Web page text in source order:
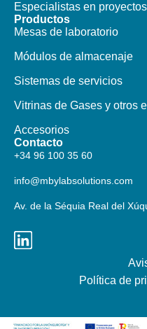
Especialistas en
Productos​
Mesas de laboratorio
Módulos de almacenaje
Sistemas de servicios
Vitrinas de Gases y otros
Accesorios
Contacto
+34 96 100 35 60
info@mbylabsolutions.com
Av. de la Séquia Real del
Política de